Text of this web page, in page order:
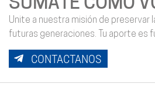
SUMATE COMO
Unite a nuestra misión de preservar
futuras generaciones. Tu aporte es
CONTACTANOS